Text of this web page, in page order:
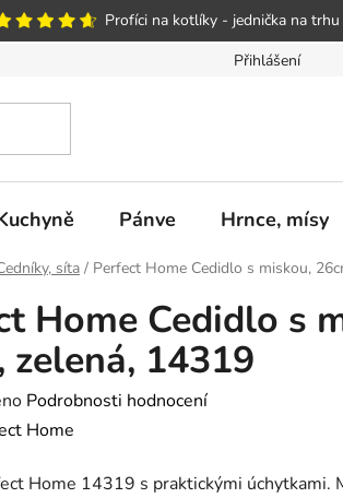
Profíci na kotlíky - jednička na trhu
o právu spotřebitele podat obchodníkovi
Přihlášení
Pánve Hrnce, mísy
síta / Perfect Home Cedidlo s miskou,
Home Cedidlo s
zelená, 14319
Podrobnosti hodnocení
Home
Home 14319 s praktickými úchytkami.